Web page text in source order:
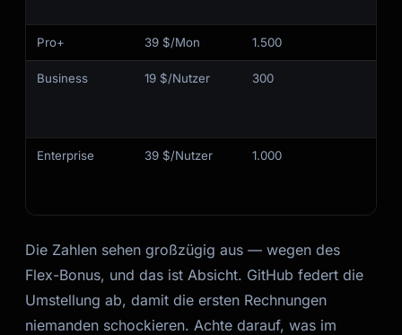
Pro+ 39 $/Mon 1.500
Business 19 $/Nutzer 300
Enterprise 39 $/Nutzer 1.000
Die Zahlen sehen großzügig aus — wegen des
Flex-Bonus, und das ist Absicht. GitHub federt die
Umstellung ab, damit die ersten Rechnungen
niemanden schockieren. Achte darauf, was im